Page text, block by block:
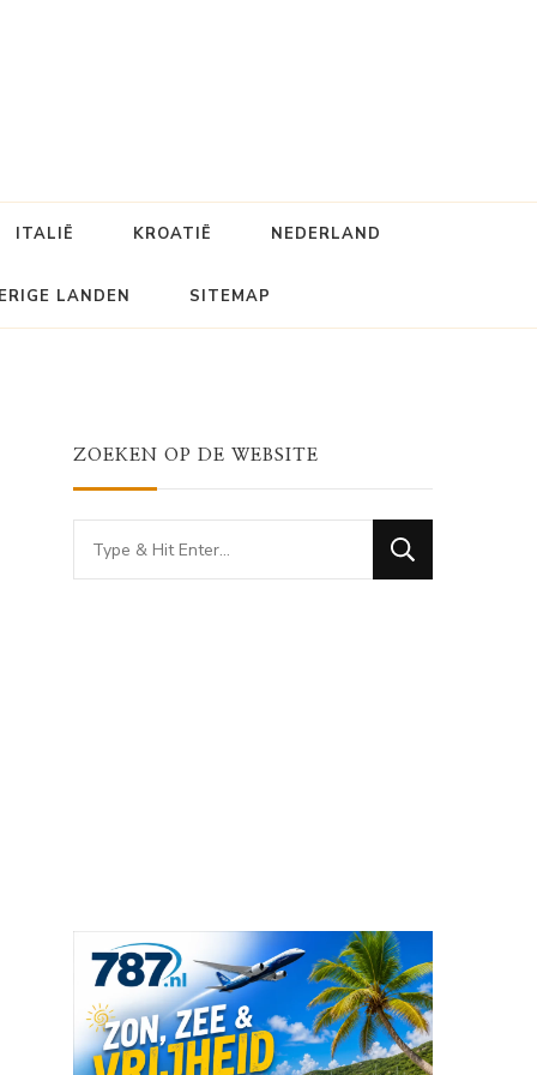
ITALIË KROATIË NEDERLAND
LANDEN SITEMAP
ZOEKEN OP DE WEBSITE
Looking
for